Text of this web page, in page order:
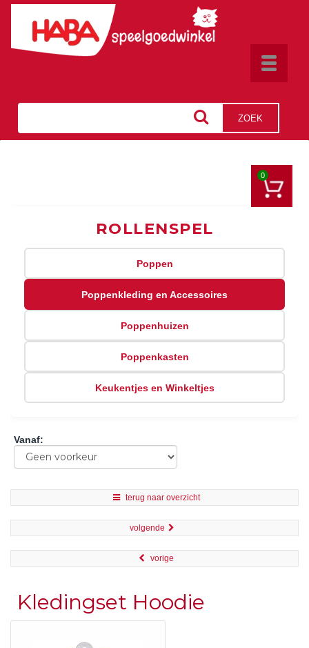
Toggle
ZOEK
0
ROLLENSPEL
Poppen
Poppenkleding en Accessoires
Poppenhuizen
Poppenkasten
Keukentjes en Winkeltjes
Vanaf:
terug naar overzicht
volgende
vorige
Kledingset Hoodie